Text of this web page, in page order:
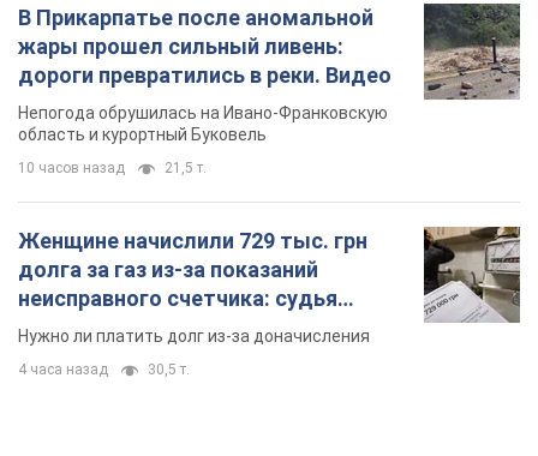
В Прикарпатье после аномальной
жары прошел сильный ливень:
дороги превратились в реки. Видео
Непогода обрушилась на Ивано-Франковскую
область и курортный Буковель
10 часов назад 21,5 т.
Женщине начислили 729 тыс. грн
долга за газ из-за показаний
неисправного счетчика: судья
вынес неожиданное решение
Нужно ли платить долг из-за доначисления
4 часа назад 30,5 т.